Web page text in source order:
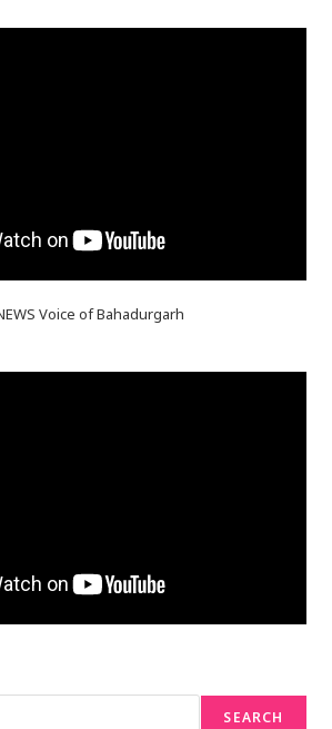
NEWS Voice of Bahadurgarh
SEARCH